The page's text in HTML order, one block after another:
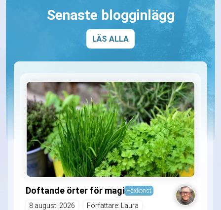
Senaste blogginlägg
LÄS ALLA
Doftande örter för magi Häxkonst
8 augusti 2026 Författare: Laura